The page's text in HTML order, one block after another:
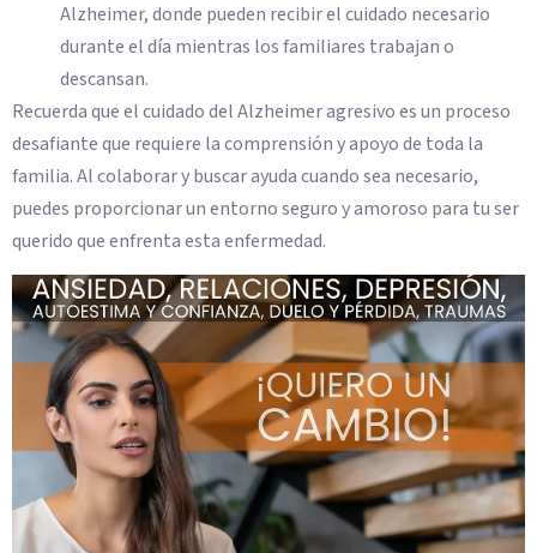
Alzheimer, donde pueden recibir el cuidado necesario
durante el día mientras los familiares trabajan o
descansan.
Recuerda que el cuidado del Alzheimer agresivo es un proceso
desafiante que requiere la comprensión y apoyo de toda la
familia. Al colaborar y buscar ayuda cuando sea necesario,
puedes proporcionar un entorno seguro y amoroso para tu ser
querido que enfrenta esta enfermedad.